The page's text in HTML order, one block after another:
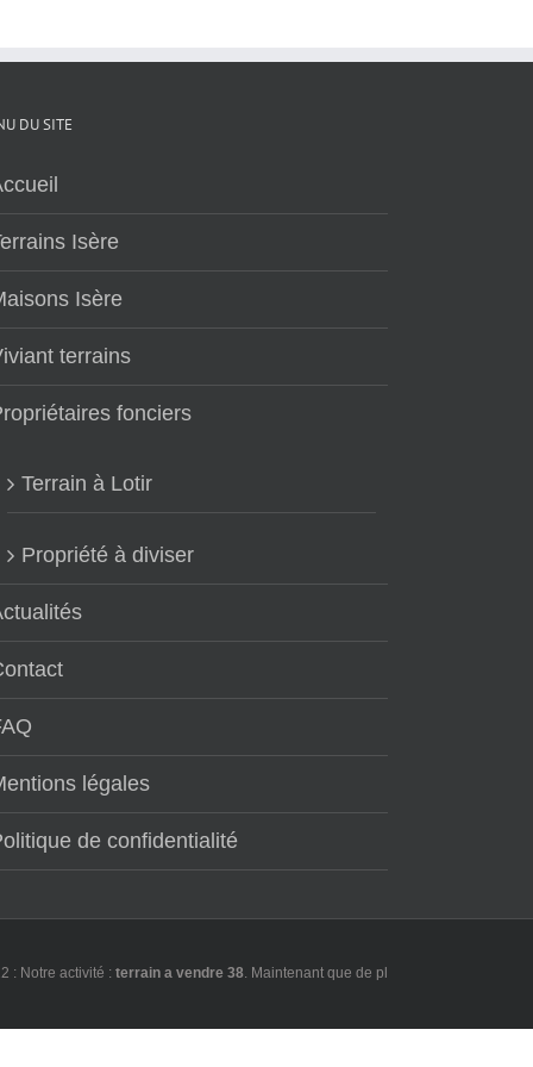
DU SITE
Isère
Isère
terrains
fonciers
Terrain à Lotir
Propriété à diviser
légales
de confidentialité
activité :terrain a vendre 38. Maintenant que de plus en plus d'utilisateurs